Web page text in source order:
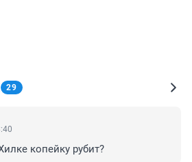
29
копейку рубит?